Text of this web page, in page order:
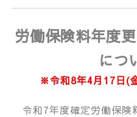
労働保険料年度
につ
※令和8年4月17日(
令和7年度確定労働保険